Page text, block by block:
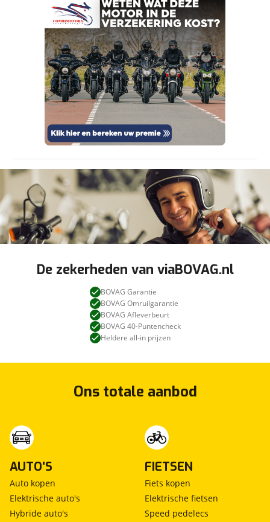
aanbieder te brengen. Lees hier meer over in
onzeprivacyverklaring .
Verstuur mijn vraag
viaBOVAG.nl verwerkt je persoonsgegevens
om je aanvraag zo goed mogelijk bij de
aanbieder te brengen. Lees hier meer over in
onzeprivacyverklaring .
Stuur mijn bevinding door
De zekerheden van viaBOVAG.nl
BOVAG Garantie
BOVAG Omruilgarantie
BOVAG Afleverbeurt
BOVAG 40-Puntencheck
Heldere all-in prijzen
Ons totale aanbod
AUTO'S
Auto kopen
Elektrische auto's
Hybride auto's
FIETSEN
Fiets kopen
Elektrische fietsen
Speed pedelecs